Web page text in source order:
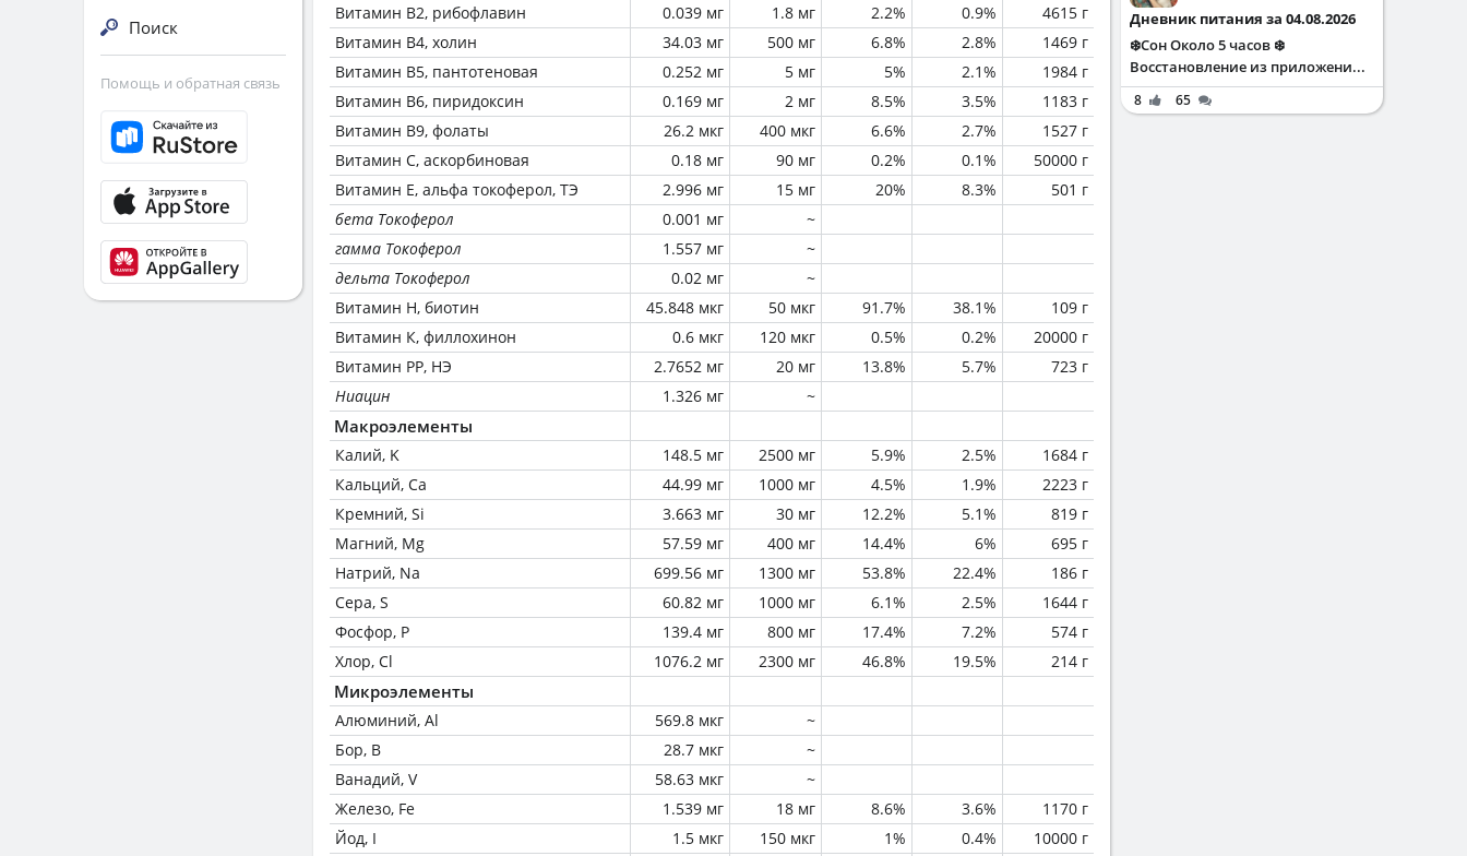
Витамин В2, рибофлавин
0.039 мг 1.8 мг 2.2% 0.9%
4615 г
Витамин В4, холин
34.03 мг 500 мг 6.8% 2.8%
1469 г
Витамин В5, пантотеновая
0.252 мг 5 мг 5% 2.1%
1984 г
Витамин В6, пиридоксин
0.169 мг 2 мг 8.5% 3.5%
1183 г
Витамин В9, фолаты
26.2 мкг 400 мкг 6.6% 2.7%
1527 г
Витамин C, аскорбиновая
0.18 мг 90 мг 0.2% 0.1%
50000 г
Витамин Е, альфа токоферол, ТЭ
2.996 мг 15 мг 20% 8.3%
501 г
бета Токоферол
0.001 мг
~
гамма Токоферол
1.557 мг
~
дельта Токоферол
0.02 мг
~
Витамин Н, биотин
45.848 мкг 50 мкг 91.7% 38.1%
109 г
Витамин К, филлохинон
0.6 мкг 120 мкг 0.5% 0.2%
20000 г
Витамин РР, НЭ
2.7652 мг 20 мг 13.8% 5.7%
723 г
Ниацин
1.326 мг ~
Макроэлементы
Калий, K 148.5 мг 2500 мг 5.9% 2.5%
1684 г
Кальций, Ca
44.99 мг 1000 мг 4.5% 1.9%
2223 г
Кремний, Si
3.663 мг 30 мг 12.2% 5.1%
819 г
Магний, Mg
57.59 мг 400 мг 14.4% 6%
695 г
Натрий, Na
699.56 мг 1300 мг 53.8% 22.4%
186 г
Сера, S
60.82 мг 1000 мг 6.1% 2.5%
1644 г
Фосфор, P
139.4 мг 800 мг 17.4% 7.2%
574 г
Хлор, Cl
1076.2 мг 2300 мг 46.8% 19.5% 214 г
Микроэлементы
Алюминий, Al 569.8 мкг
~
Бор, B
28.7 мкг
~
Ванадий, V
58.63 мкг
~
Железо, Fe
1.539 мг 18 мг 8.6% 3.6%
1170 г
Йод, I
1.5 мкг 150 мкг 1% 0.4%
10000 г
Поиск
Помощь и обратная связь
Дневник питания за 04.08.2026
❄️Сон Около 5 часов ❄️
Восстановление из приложени...
8 65